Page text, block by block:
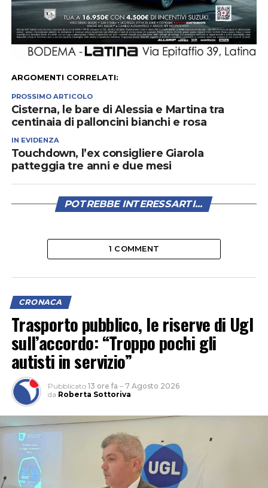
ARGOMENTI CORRELATI:
PROSSIMO ARTICOLO
Cisterna, le bare di Alessia e Martina tra
centinaia di palloncini bianchi e rosa
IN EVIDENZA
Touchdown, l’ex consigliere Giarola
patteggia tre anni e due mesi
POTREBBE INTERESSARTI...
1 COMMENT
CRONACA
Trasporto pubblico, le riserve di Ugl
sull’accordo: “Troppo pochi gli
autisti in servizio”
Pubblicato 13 ore fa – 7 Agosto 2026
da Roberta Sottoriva